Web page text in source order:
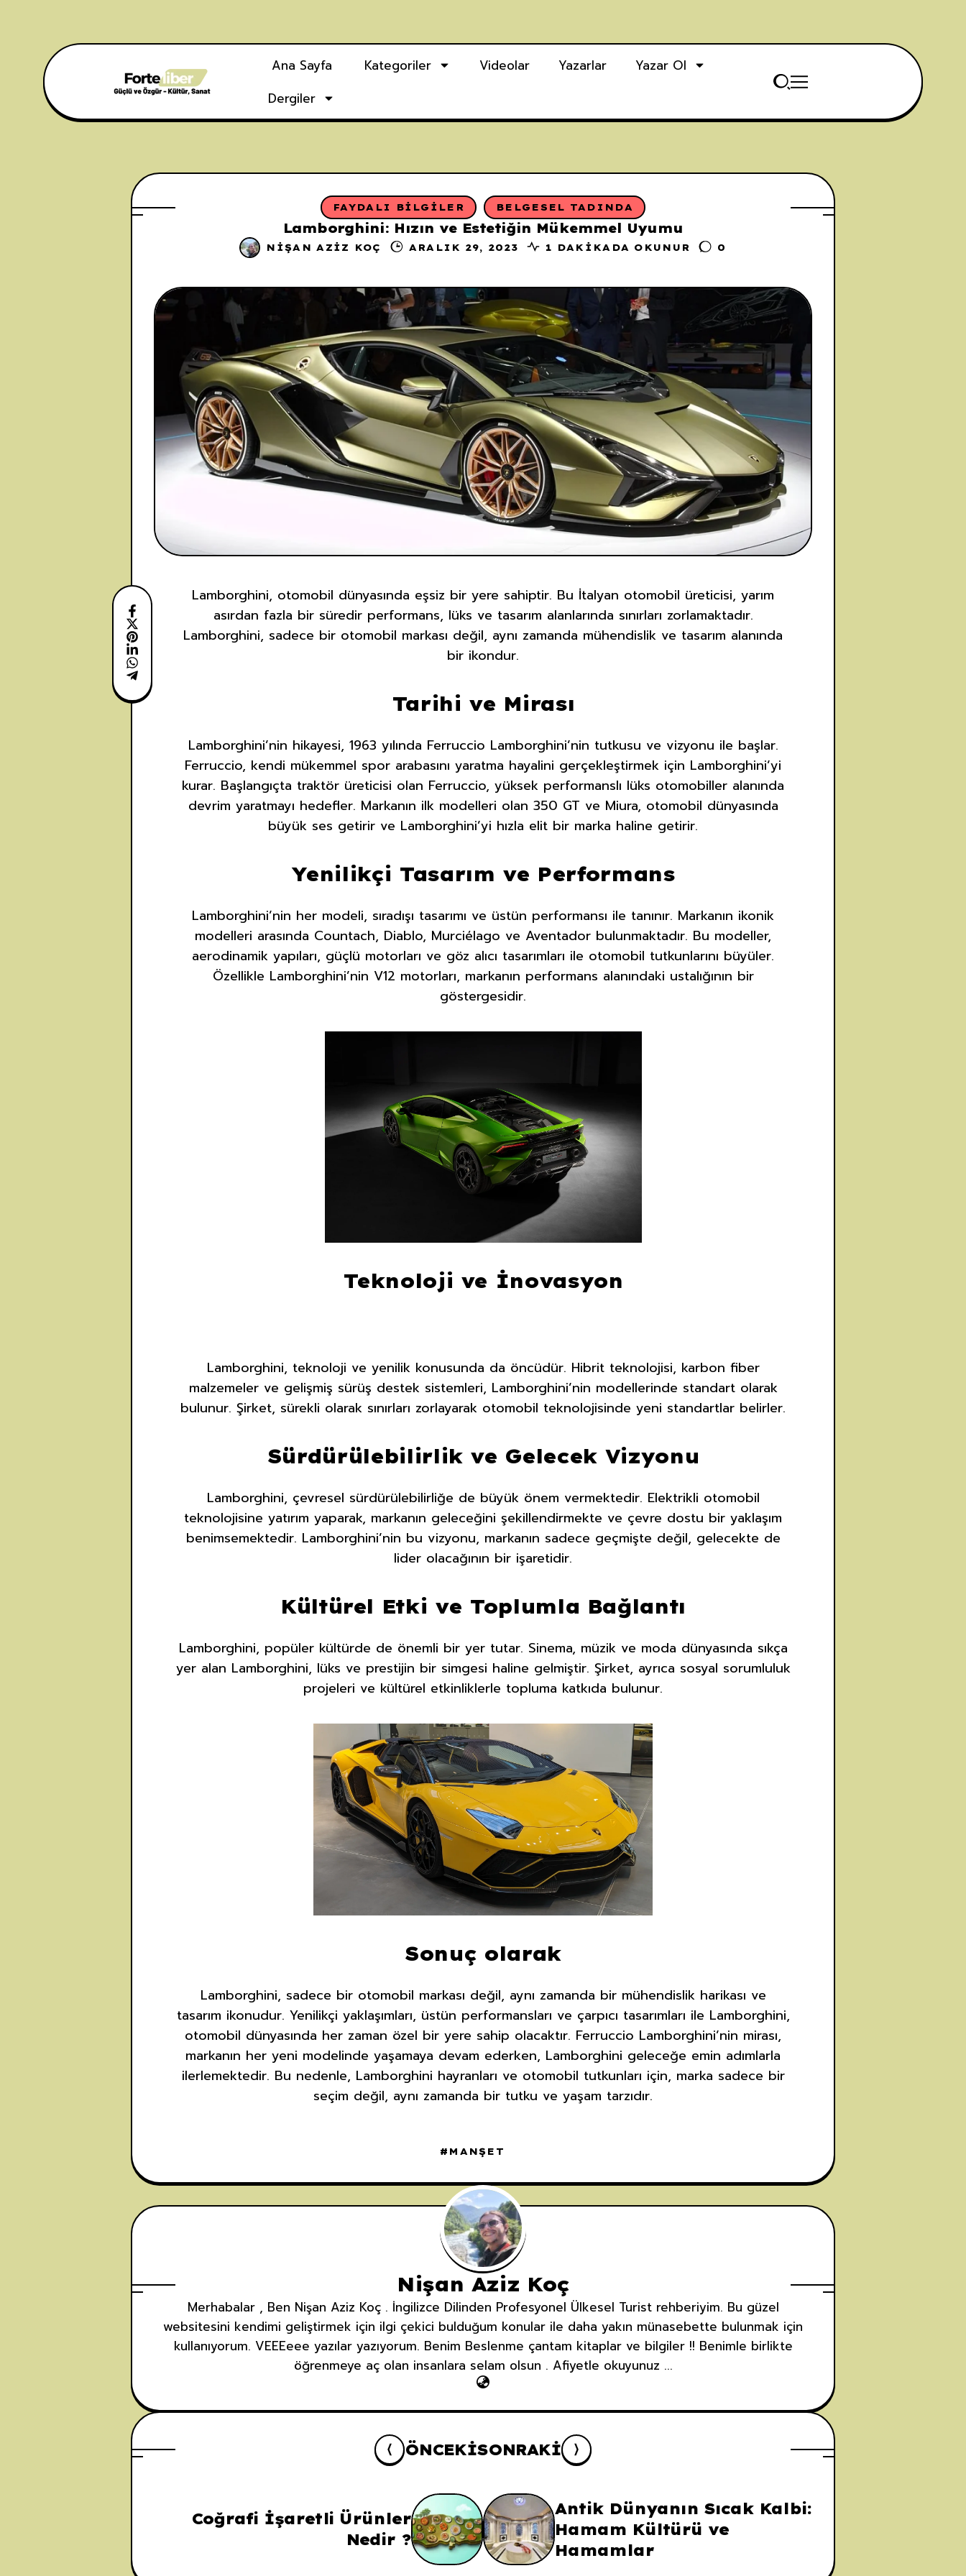
Ana Sayfa Kategoriler Videolar Yazarlar
Yazar Ol
Dergiler
FAYDALI BILGILER BELGESEL TADINDA
Lamborghini: Hızın ve Estetiğin Mükemmel Uyumu
NIŞAN AZIZ KOÇ ARALIK 29, 2023 1 DAKIKADA OKUNUR 0
Lamborghini, otomobil dünyasında eşsiz bir yere sahiptir. Bu İtalyan otomobil üreticisi, yarım
asırdan fazla bir süredir performans, lüks ve tasarım alanlarında sınırları zorlamaktadır.
Lamborghini, sadece bir otomobil markası değil, aynı zamanda mühendislik ve tasarım alanında
bir ikondur.
Tarihi ve Mirası
Lamborghini’nin hikayesi, 1963 yılında Ferruccio Lamborghini’nin tutkusu ve vizyonu ile başlar.
Ferruccio, kendi mükemmel spor arabasını yaratma hayalini gerçekleştirmek için Lamborghini’yi
kurar. Başlangıçta traktör üreticisi olan Ferruccio, yüksek performanslı lüks otomobiller alanında
devrim yaratmayı hedefler. Markanın ilk modelleri olan 350 GT ve Miura, otomobil dünyasında
büyük ses getirir ve Lamborghini’yi hızla elit bir marka haline getirir.
Yenilikçi Tasarım ve Performans
Lamborghini’nin her modeli, sıradışı tasarımı ve üstün performansı ile tanınır. Markanın ikonik
modelleri arasında Countach, Diablo, Murciélago ve Aventador bulunmaktadır. Bu modeller,
aerodinamik yapıları, güçlü motorları ve göz alıcı tasarımları ile otomobil tutkunlarını büyüler.
Özellikle Lamborghini’nin V12 motorları, markanın performans alanındaki ustalığının bir
göstergesidir.
Teknoloji ve İnovasyon
Lamborghini, teknoloji ve yenilik konusunda da öncüdür. Hibrit teknolojisi, karbon fiber
malzemeler ve gelişmiş sürüş destek sistemleri, Lamborghini’nin modellerinde standart olarak
bulunur. Şirket, sürekli olarak sınırları zorlayarak otomobil teknolojisinde yeni standartlar belirler.
Sürdürülebilirlik ve Gelecek Vizyonu
Lamborghini, çevresel sürdürülebilirliğe de büyük önem vermektedir. Elektrikli otomobil
teknolojisine yatırım yaparak, markanın geleceğini şekillendirmekte ve çevre dostu bir yaklaşım
benimsemektedir. Lamborghini’nin bu vizyonu, markanın sadece geçmişte değil, gelecekte de
lider olacağının bir işaretidir.
Kültürel Etki ve Toplumla Bağlantı
Lamborghini, popüler kültürde de önemli bir yer tutar. Sinema, müzik ve moda dünyasında sıkça
yer alan Lamborghini, lüks ve prestijin bir simgesi haline gelmiştir. Şirket, ayrıca sosyal sorumluluk
projeleri ve kültürel etkinliklerle topluma katkıda bulunur.
Sonuç olarak
Lamborghini, sadece bir otomobil markası değil, aynı zamanda bir mühendislik harikası ve
tasarım ikonudur. Yenilikçi yaklaşımları, üstün performansları ve çarpıcı tasarımları ile Lamborghini,
otomobil dünyasında her zaman özel bir yere sahip olacaktır. Ferruccio Lamborghini’nin mirası,
markanın her yeni modelinde yaşamaya devam ederken, Lamborghini geleceğe emin adımlarla
ilerlemektedir. Bu nedenle, Lamborghini hayranları ve otomobil tutkunları için, marka sadece bir
seçim değil, aynı zamanda bir tutku ve yaşam tarzıdır.
MANŞET
Nişan Aziz Koç
Merhabalar , Ben Nişan Aziz Koç . İngilizce Dilinden Profesyonel Ülkesel Turist rehberiyim. Bu güzel
websitesini kendimi geliştirmek için ilgi çekici bulduğum konular ile daha yakın münasebette bulunmak için
kullanıyorum. VEEEeee yazılar yazıyorum. Benim Beslenme çantam kitaplar ve bilgiler !! Benimle birlikte
öğrenmeye aç olan insanlara selam olsun . Afiyetle okuyunuz ...
ÖNCEKISONRAKI
Coğrafi İşaretli Ürünler
Nedir ?
Antik Dünyanın Sıcak Kalbi:
Hamam Kültürü ve
Hamamlar